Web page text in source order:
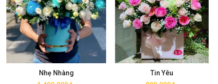
Nhẹ Nhàng
Mua ngay
Tin Yêu
Mua ngay